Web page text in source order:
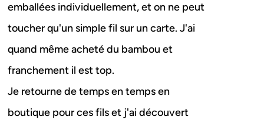
emballées individuellement, et on ne peut
toucher qu'un simple fil sur un carte. J'ai
quand même acheté du bambou et
franchement il est top.
Je retourne de temps en temps en
boutique pour ces fils et j'ai découvert